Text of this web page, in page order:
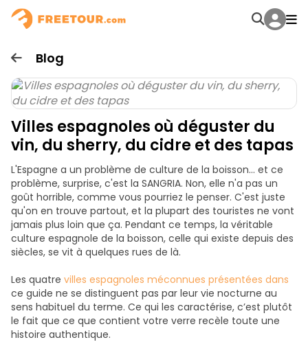
Blog
Villes espagnoles où déguster du
vin, du sherry, du cidre et des tapas
L'Espagne a un problème de culture de la boisson… et ce
problème, surprise, c'est la SANGRIA. Non, elle n'a pas un
goût horrible, comme vous pourriez le penser. C'est juste
qu'on en trouve partout, et la plupart des touristes ne vont
jamais plus loin que ça. Pendant ce temps, la véritable
culture espagnole de la boisson, celle qui existe depuis des
siècles, se vit à quelques rues de là.
Les quatre villes espagnoles méconnues présentées dans
ce guide ne se distinguent pas par leur vie nocturne au
sens habituel du terme. Ce qui les caractérise, c’est plutôt
le fait que ce que contient votre verre recèle toute une
histoire authentique.